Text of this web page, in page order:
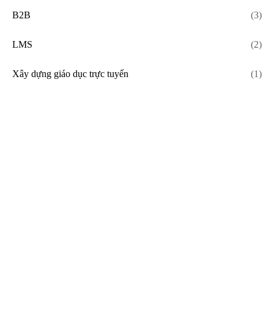
B2B (3)
LMS (2)
Xây dựng giáo dục trực tuyến (1)